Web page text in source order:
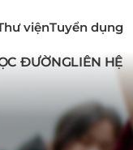
việnTuyển dụng
ĐƯỜNGLIÊN HỆ